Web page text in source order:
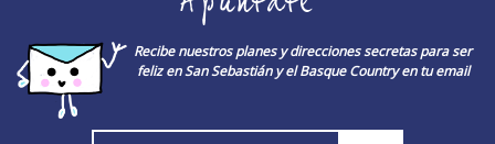
Recibe nuestros planes y direcciones secretas para ser
feliz en San Sebastián y el Basque Country en tu email